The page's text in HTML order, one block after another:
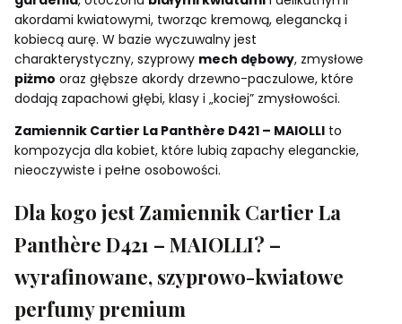
akordami kwiatowymi, tworząc kremową, elegancką i
kobiecą aurę. W bazie wyczuwalny jest
charakterystyczny, szyprowy mech dębowy, zmysłowe
piżmo oraz głębsze akordy drzewno-paczulowe, które
dodają zapachowi głębi, klasy i „kociej” zmysłowości.
Zamiennik Cartier La Panthère D421 – MAIOLLI to
kompozycja dla kobiet, które lubią zapachy eleganckie,
nieoczywiste i pełne osobowości.
Dla kogo jest Zamiennik Cartier La
Panthère D421 – MAIOLLI? –
wyrafinowane, szyprowo-kwiatowe
perfumy premium